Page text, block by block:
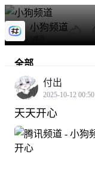
小狗频道
全部
热门
付出
2025-10-12 00:50
天天开心